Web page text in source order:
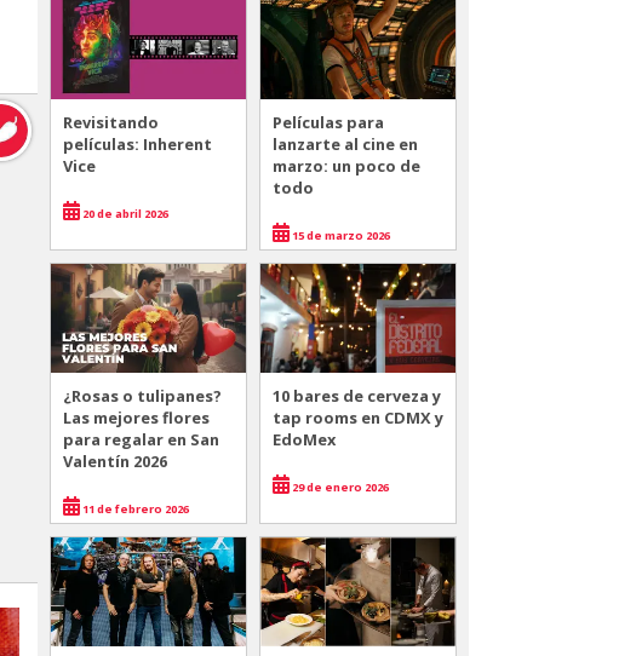
Revisitando
películas: Inherent
Vice
20 de abril 2026
Películas para
lanzarte al cine en
marzo: un poco de
todo
15 de marzo 2026
¿Rosas o tulipanes?
Las mejores flores
para regalar en San
Valentín 2026
11 de febrero 2026
10 bares de cerveza y
tap rooms en CDMX y
EdoMex
29 de enero 2026